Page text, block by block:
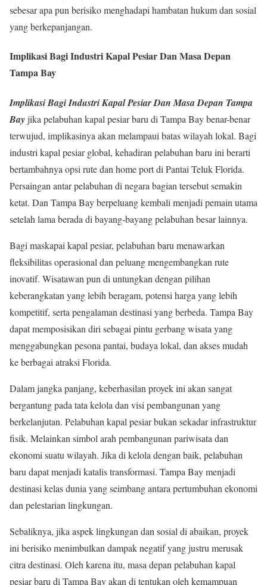
sebesar apa pun berisiko menghadapi hambatan hukum dan sosial
yang berkepanjangan.
Implikasi Bagi Industri Kapal Pesiar Dan Masa Depan
Tampa Bay
Implikasi Bagi Industri Kapal Pesiar Dan Masa Depan Tampa
Bayjika pelabuhan kapal pesiar baru di Tampa Bay benar-benar
terwujud, implikasinya akan melampaui batas wilayah lokal. Bagi
industri kapal pesiar global, kehadiran pelabuhan baru ini berarti
bertambahnya opsi rute dan home port di Pantai Teluk Florida.
Persaingan antar pelabuhan di negara bagian tersebut semakin
ketat. Dan Tampa Bay berpeluang kembali menjadi pemain utama
setelah lama berada di bayang-bayang pelabuhan besar lainnya.
Bagi maskapai kapal pesiar, pelabuhan baru menawarkan
fleksibilitas operasional dan peluang mengembangkan rute
inovatif. Wisatawan pun di untungkan dengan pilihan
keberangkatan yang lebih beragam, potensi harga yang lebih
kompetitif, serta pengalaman destinasi yang berbeda. Tampa Bay
dapat memposisikan diri sebagai pintu gerbang wisata yang
menggabungkan pesona pantai, budaya lokal, dan akses mudah
ke berbagai atraksi Florida.
Dalam jangka panjang, keberhasilan proyek ini akan sangat
bergantung pada tata kelola dan visi pembangunan yang
berkelanjutan. Pelabuhan kapal pesiar bukan sekadar infrastruktur
fisik. Melainkan simbol arah pembangunan pariwisata dan
ekonomi suatu wilayah. Jika di kelola dengan baik, pelabuhan
baru dapat menjadi katalis transformasi. Tampa Bay menjadi
destinasi kelas dunia yang seimbang antara pertumbuhan ekonomi
dan pelestarian lingkungan.
Sebaliknya, jika aspek lingkungan dan sosial di abaikan, proyek
ini berisiko menimbulkan dampak negatif yang justru merusak
citra destinasi. Oleh karena itu, masa depan pelabuhan kapal
pesiar baru di Tampa Bay akan di tentukan oleh kemampuan